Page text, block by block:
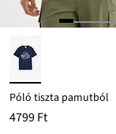
Póló tiszta pamutból
4799 Ft